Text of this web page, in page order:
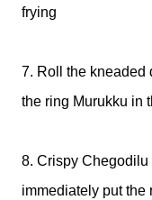
frying
7. Roll the kneaded
the ring Murukku in
8. Crispy Chegodilu
immediately put the